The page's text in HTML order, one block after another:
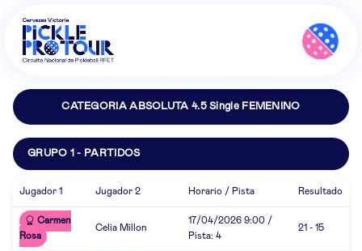
CATEGORIA ABSOLUTA 4.5 Single FEMENINO
GRUPO 1 - PARTIDOS
Jugador 1 Jugador 2 Horario / Pista Resultado
Carmen
Rosa
Celia Millon
17/04/2026 9:00 /
Pista: 4
21 - 15